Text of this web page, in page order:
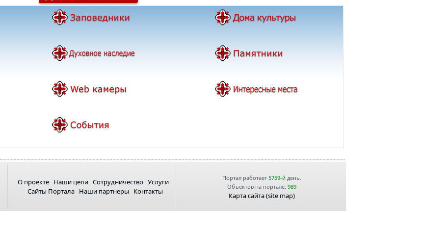
О проекте Наши цели Сотрудничество Услуги
Сайты Портала Наши партнеры Контакты
Портал работает 5759-йдень.
Объектов на портале: 989
Карта сайта (site map)